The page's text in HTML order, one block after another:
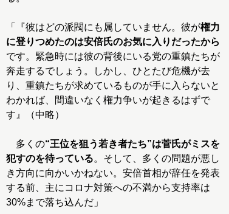
「『彼はどの派閥にも属していません。彼が権力
に登りつめたのは安倍氏のお気に入りだったから
です。緊急時には彼の背後にいる党の重鎮たちが
奔走するでしょう。しかし、ひとたび危機が去
り、重鎮たちが求めているものが手に入らないと
わかれば、間違いなく権力争いが起きるはずで
す』（中略）
多くの“王位を狙う若き者たち”は菅氏がミスを
犯すのを待っている。そして、多くの問題が悪し
き方向に向かいかねない。安倍首相が辞任を発表
する前、主にコロナ対策への不満から支持率は
30%まで落ち込んだ」